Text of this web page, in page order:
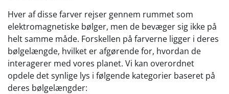
Hver af disse farver rejser gennem rummet som
elektromagnetiske bølger, men de bevæger sig ikke på
helt samme måde. Forskellen på farverne ligger i deres
bølgelængde, hvilket er afgørende for, hvordan de
interagerer med vores planet. Vi kan overordnet
opdele det synlige lys i følgende kategorier baseret på
deres bølgelængder: